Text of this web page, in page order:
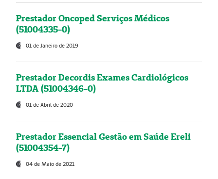
Prestador Oncoped Serviços Médicos
(51004335-0)
01 de Janeiro de 2019
Prestador Decordis Exames Cardiológicos
LTDA (51004346-0)
01 de Abril de 2020
Prestador Essencial Gestão em Saúde Ereli
(51004354-7)
04 de Maio de 2021